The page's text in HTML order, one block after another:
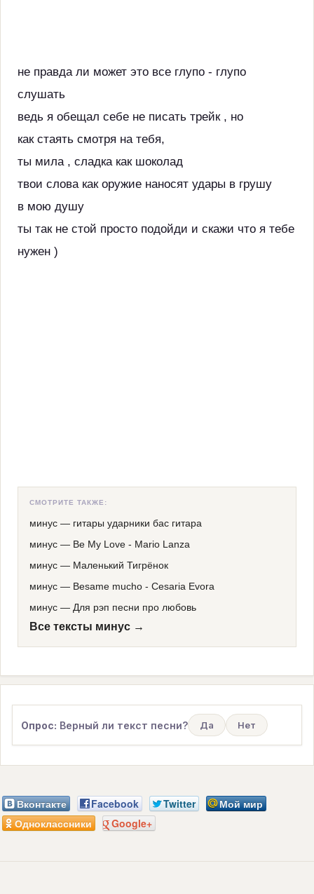
не правда ли может это все глупо - глупо
слушать
ведь я обещал себе не писать трейк , но
как стаять смотря на тебя,
ты мила , сладка как шоколад
твои слова как оружие наносят удары в грушу
в мою душу
ты так не стой просто подойди и скажи что я тебе
нужен )
СМОТРИТЕ ТАКЖЕ:
минус — гитары ударники бас гитара
минус — Be My Love - Mario Lanza
минус — Маленький Тигрёнок
минус — Besame mucho - Cesaria Evora
минус — Для рэп песни про любовь
Все тексты минус →
Опрос: Верный ли текст песни? Да Нет
Вконтакте Facebook Twitter
Мой мир
Одноклассники
Google+